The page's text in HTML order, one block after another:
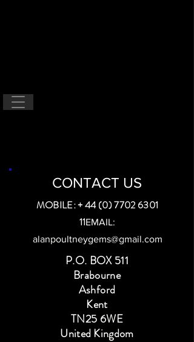
CONTACT US
MOBILE: +44 (0) 7702 6301
11EMAIL:
alanpoultneygems@gmail.com
P.O. BOX 511
Brabourne
Ashford
Kent
TN25 6WE
United Kingdom